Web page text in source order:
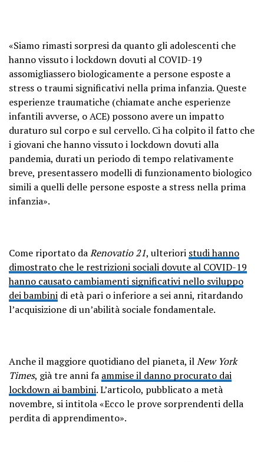
«Siamo rimasti sorpresi da quanto gli adolescenti che
hanno vissuto i lockdown dovuti al COVID-19
assomigliassero biologicamente a persone esposte a
stress o traumi significativi nella prima infanzia. Queste
esperienze traumatiche (chiamate anche esperienze
infantili avverse, o ACE) possono avere un impatto
duraturo sul corpo e sul cervello. Ci ha colpito il fatto che
i giovani che hanno vissuto i lockdown dovuti alla
pandemia, durati un periodo di tempo relativamente
breve, presentassero modelli di funzionamento biologico
simili a quelli delle persone esposte a stress nella prima
infanzia».
Come riportato daRenovatio 21, ulteriori studi hanno
dimostrato che le restrizioni sociali dovute al COVID-19
hanno causato cambiamenti significativi nello sviluppo
dei bambini di età pari o inferiore a sei anni, ritardando
l’acquisizione di un’abilità sociale fondamentale.
Anche il maggiore quotidiano del pianeta, ilNew York
Times, già tre anni fa ammise il danno procurato dai
lockdown ai bambini. L’articolo, pubblicato a metà
novembre, si intitola «Ecco le prove sorprendenti della
perdita di apprendimento».